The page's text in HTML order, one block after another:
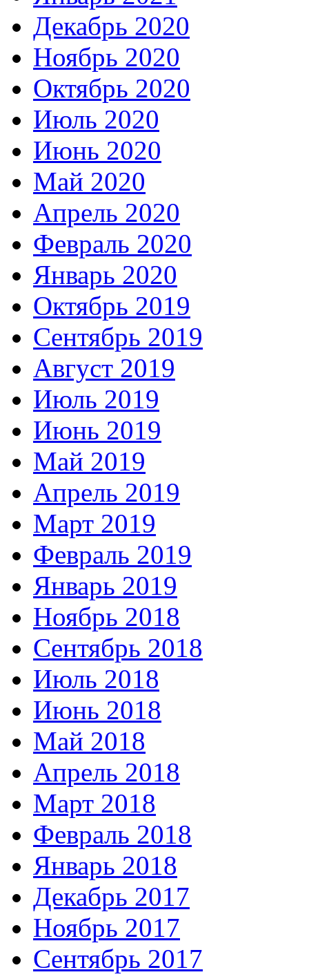
Декабрь 2020
Ноябрь 2020
Октябрь 2020
Июль 2020
Июнь 2020
Май 2020
Апрель 2020
Февраль 2020
Январь 2020
Октябрь 2019
Сентябрь 2019
Август 2019
Июль 2019
Июнь 2019
Май 2019
Апрель 2019
Март 2019
Февраль 2019
Январь 2019
Ноябрь 2018
Сентябрь 2018
Июль 2018
Июнь 2018
Май 2018
Апрель 2018
Март 2018
Февраль 2018
Январь 2018
Декабрь 2017
Ноябрь 2017
Сентябрь 2017